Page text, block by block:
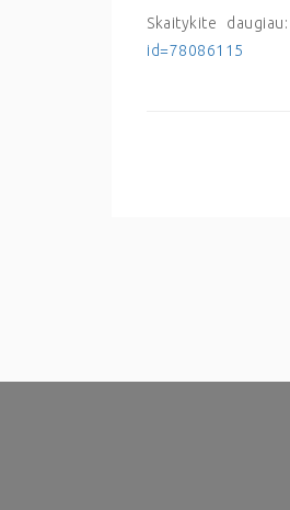
Skaitykite daugiau:
id=78086115